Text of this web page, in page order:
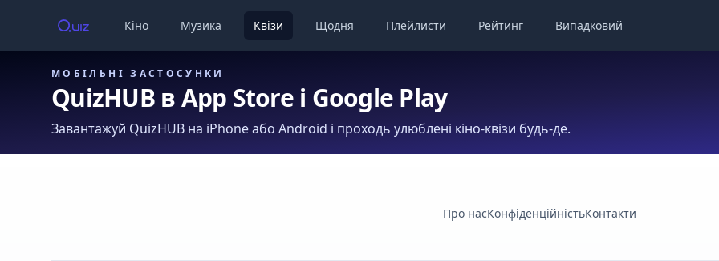
Кіно Музика Квізи Щодня Плейлисти Рейтинг Випадковий
МОБІЛЬНІ ЗАСТОСУНКИ
QuizHUB в App Store і Google Play
Завантажуй QuizHUB на iPhone або Android і проходь улюблені кіно-квізи будь-де.
Про насКонфіденційністьКонтакти